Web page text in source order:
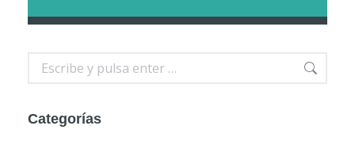
Buscar:
Categorías